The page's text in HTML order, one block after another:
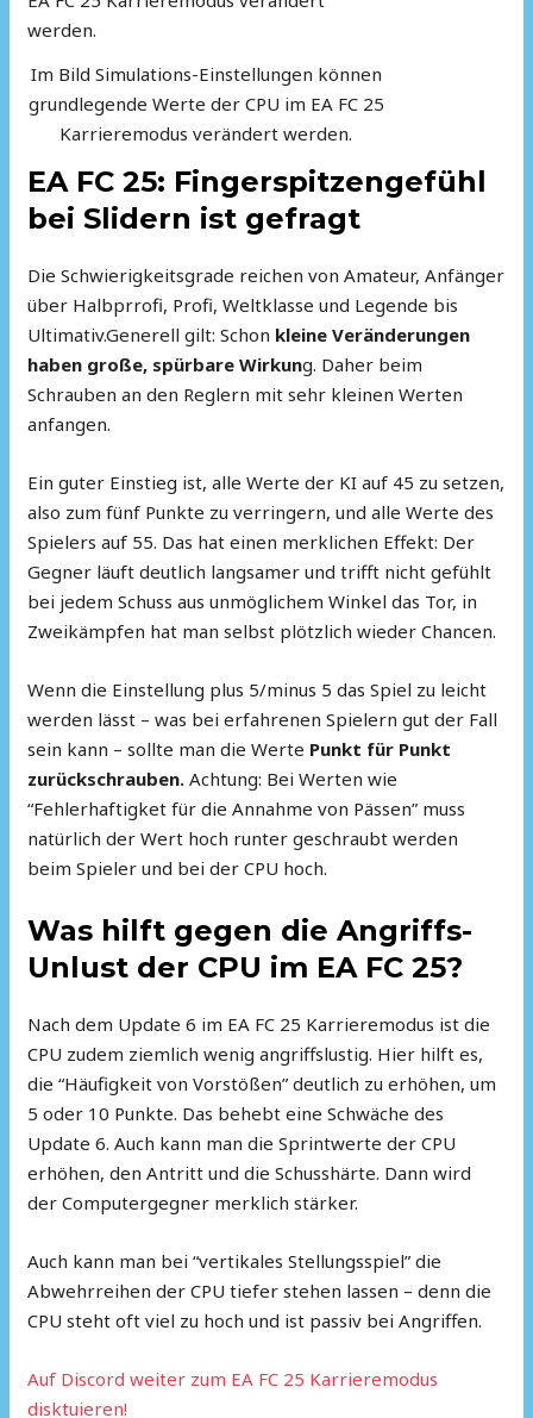
Im Bild Simulations-Einstellungen können
grundlegende Werte der CPU im EA FC 25
Karrieremodus verändert werden.
EA FC 25: Fingerspitzengefühl
bei Slidern ist gefragt
Die Schwierigkeitsgrade reichen von Amateur, Anfänger
über Halbprrofi, Profi, Weltklasse und Legende bis
Ultimativ.Generell gilt: Schon kleine Veränderungen
haben große, spürbare Wirkung. Daher beim
Schrauben an den Reglern mit sehr kleinen Werten
anfangen.
Ein guter Einstieg ist, alle Werte der KI auf 45 zu setzen,
also zum fünf Punkte zu verringern, und alle Werte des
Spielers auf 55. Das hat einen merklichen Effekt: Der
Gegner läuft deutlich langsamer und trifft nicht gefühlt
bei jedem Schuss aus unmöglichem Winkel das Tor, in
Zweikämpfen hat man selbst plötzlich wieder Chancen.
Wenn die Einstellung plus 5/minus 5 das Spiel zu leicht
werden lässt – was bei erfahrenen Spielern gut der Fall
sein kann – sollte man die Werte Punkt für Punkt
zurückschrauben.Achtung: Bei Werten wie
“Fehlerhaftigket für die Annahme von Pässen” muss
natürlich der Wert hoch runter geschraubt werden
beim Spieler und bei der CPU hoch.
Was hilft gegen die Angriffs-
Unlust der CPU im EA FC 25?
Nach dem Update 6 im EA FC 25 Karrieremodus ist die
CPU zudem ziemlich wenig angriffslustig. Hier hilft es,
die “Häufigkeit von Vorstößen” deutlich zu erhöhen, um
5 oder 10 Punkte. Das behebt eine Schwäche des
Update 6. Auch kann man die Sprintwerte der CPU
erhöhen, den Antritt und die Schusshärte. Dann wird
der Computergegner merklich stärker.
Auch kann man bei “vertikales Stellungsspiel” die
Abwehrreihen der CPU tiefer stehen lassen – denn die
CPU steht oft viel zu hoch und ist passiv bei Angriffen.
Auf Discord weiter zum EA FC 25 Karrieremodus
disktuieren!